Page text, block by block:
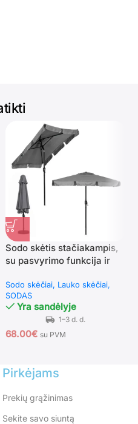
Sodo skėtis stačiakampis,
su pasvyrimo funkcija ir
Sodo skėčiai Lauko skėčiai
SODAS
Yra sandėlyje
68.00€ su PVM
Pirkėjams
Prekių grąžinimas
Sekite savo siuntą